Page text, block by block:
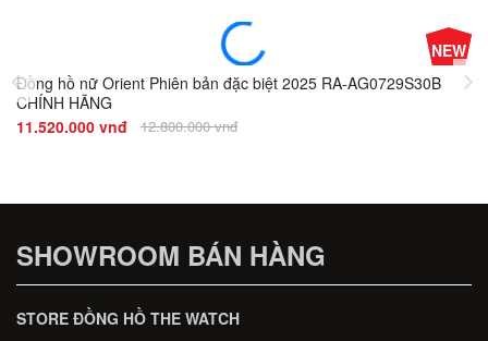
-10%
Giá
NEW
Đồng hồ nữ Orient Phiên bản đặc biệt 2025 RA-AG0729S30B
CHÍNH HÃNG
11.520.000 vnđ
12.800.000 vnđ
SHOWROOM BÁN HÀNG
STORE ĐỒNG HỒ THE WATCH